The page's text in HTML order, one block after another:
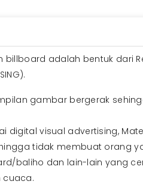
adalah bentuk dari
gambar bergerak
digital visual advertising,
tidak membuat orang
baliho dan lain-lain yang
cuaca.